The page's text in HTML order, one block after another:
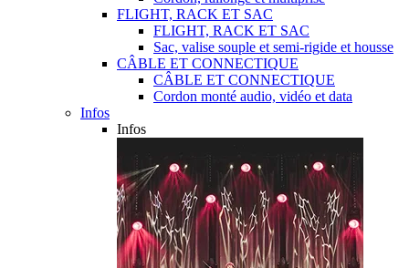
FLIGHT, RACK ET SAC
FLIGHT, RACK ET SAC
Sac, valise souple et semi-rigide et housse
CÂBLE ET CONNECTIQUE
CÂBLE ET CONNECTIQUE
Cordon monté audio, vidéo et data
Infos
Infos